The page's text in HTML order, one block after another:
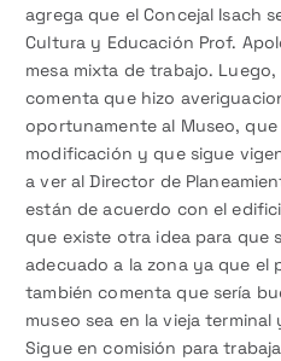
agrega que el Concejal Isach
Cultura y Educación Prof.
mesa mixta de trabajo.
comenta que hizo
oportunamente al Museo,
modificación y que sigue
a ver al Director de
están de acuerdo con el
que existe otra idea para que
adecuado a la zona ya que el
también comenta que sería
museo sea en la vieja
Sigue en comisión para